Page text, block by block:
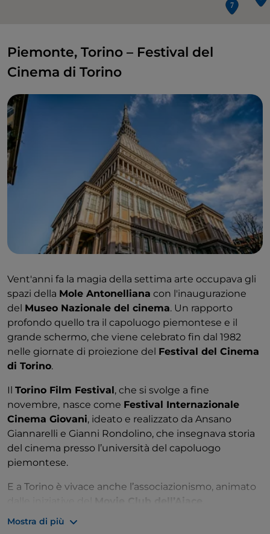
Piemonte, Torino – Festival del
Cinema di Torino
Vent'anni fa la magia della settima arte occupava gli
spazi della Mole Antonelliana con l'inaugurazione
del Museo Nazionale del cinema. Un rapporto
profondo quello tra il capoluogo piemontese e il
grande schermo, che viene celebrato fin dal 1982
nelle giornate di proiezione del Festival del Cinema
di Torino.
Il Torino Film Festival , che si svolge a fine
novembre, nasce come Festival Internazionale
Cinema Giovani, ideato e realizzato da Ansano
Giannarelli e Gianni Rondolino, che insegnava storia
del cinema presso l’università del capoluogo
piemontese.
E a Torino è vivace anche l’associazionismo, animato
Movie Club dell’Aiace
l’Associazione Italiana Amici del Cinema d'Essai.
Mostra di più